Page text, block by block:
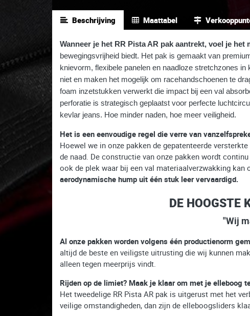
Beschrijving Maattabel
Wanneer je het RR Pista AR pak aantrekt, voel je het
bewegingsvrijheid biedt. Het pak is gemaakt van
knievorm, flexibele panelen en naadloze stretchzones
niet en maken het mogelijk om racehandschoenen te
foam inzetstukken verwerkt die impact bij een val
perforatie is strategisch geplaatst voor perfecte
kevlar jeans. Hoe minder naden, hoe meer veiligheid.
Het is een eenvoudige regel die verre van
Hoewel we in onze pakken de gepatenteerde
de naad. De constructie van onze pakken wordt
ook de plek waar bij een val materiaalverzwakking kan
aerodynamische hump uit één stuk leer vervaardigd.
DE HOOGSTE
"Wij
Al onze pakken worden volgens één productienorm
altijd de beste en veiligste uitrusting die wij kunnen
alleen tegen meerprijs vindt.
Rijden op de limiet? Maak je klaar om met je elleboog
Het tweedelige RR Pista AR pak is uitgerust met het
veilige omstandigheden, dan zijn de elleboogsliders